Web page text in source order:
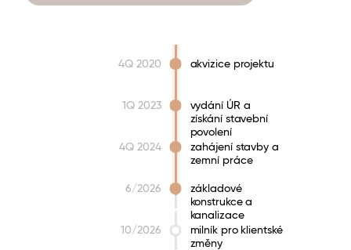
akvizice projektu
4Q 2020
vydání ÚR a
získání stavební
povolení
1Q 2023
zahájení stavby a
zemní práce
4Q 2024
základové
konstrukce a
kanalizace
6/2026
milník pro klientské
změny
10/2026